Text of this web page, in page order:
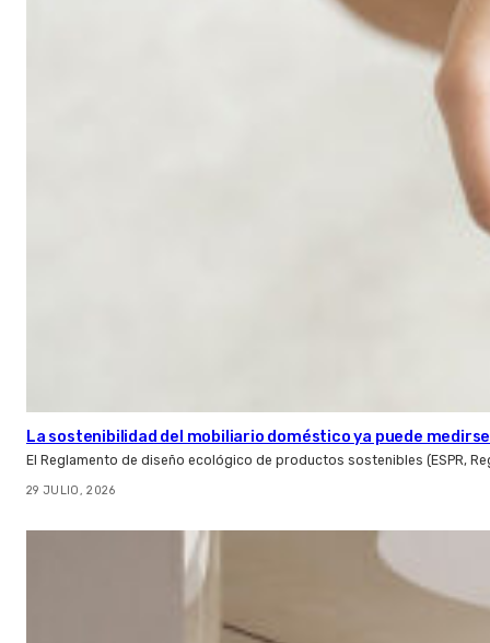
La sostenibilidad del mobiliario doméstico ya puede
El Reglamento de diseño ecológico de productos sostenibles (ESPR,
29 JULIO, 2026